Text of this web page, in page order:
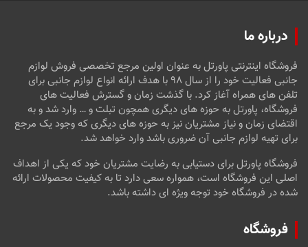
درباره ما
فروشگاه اینترنتی پاورتل به عنوان اولین مرجع تخصصی فروش لوازم
جانبی فعالیت خود را از سال ۹۸ با هدف ارائه انواع لوازم جانبی برای
تلفن های همراه آغاز کرد. با گذشت زمان و گسترش فعالیت های
فروشگاه، پاورتل به حوزه های دیگری همچون تبلت و … وارد شد و به
اقتضای زمان و نیاز مشتریان نیز به حوزه های دیگری که وجود یک مرجع
برای تهیه لوازم جانبی آن ضروری باشد وارد خواهد شد.
فروشگاه پاورتل برای دستیابی به رضایت مشتریان خود که یکی از اهداف
اصلی این فروشگاه است، همواره سعی دارد تا به کیفیت محصولات ارائه
شده در فروشگاه خود توجه ویژه ای داشته باشد.
فروشگاه